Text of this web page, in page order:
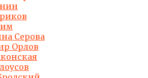
Серова
Орлов